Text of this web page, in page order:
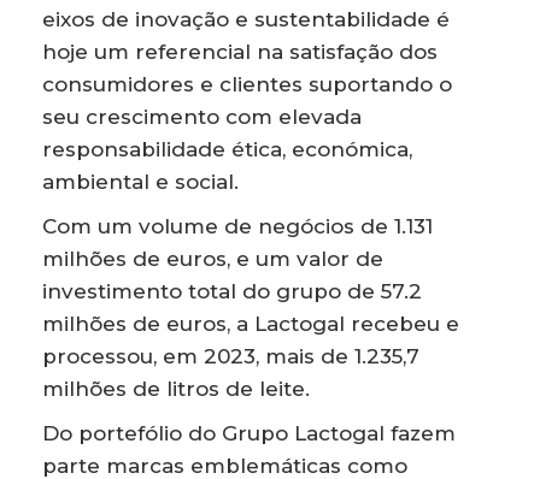
eixos de inovação e sustentabilidade é
hoje um referencial na satisfação dos
consumidores e clientes suportando o
seu crescimento com elevada
responsabilidade ética, económica,
ambiental e social.
Com um volume de negócios de 1.131
milhões de euros, e um valor de
investimento total do grupo de 57.2
milhões de euros, a Lactogal recebeu e
processou, em 2023, mais de 1.235,7
milhões de litros de leite.
Do portefólio do Grupo Lactogal fazem
parte marcas emblemáticas como